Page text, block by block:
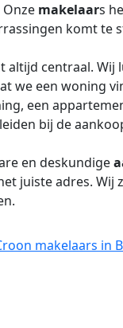
makelaars
komt te
altijd centraal. Wij
we een woning
een
bij de
en deskundige
juiste adres. Wij
makelaars in